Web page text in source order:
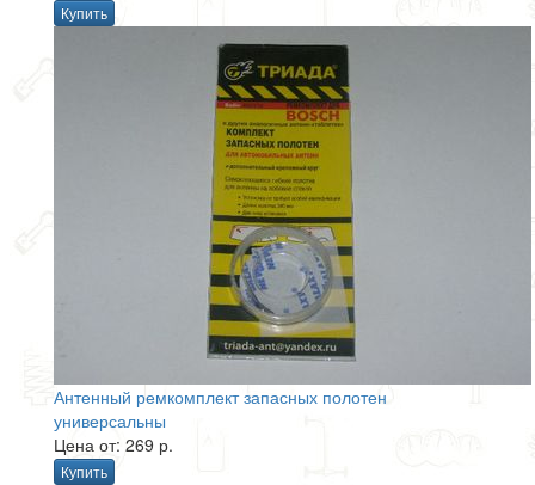
Купить
Антенный ремкомплект запасных полотен
универсальны
Цена от: 269 р.
Купить